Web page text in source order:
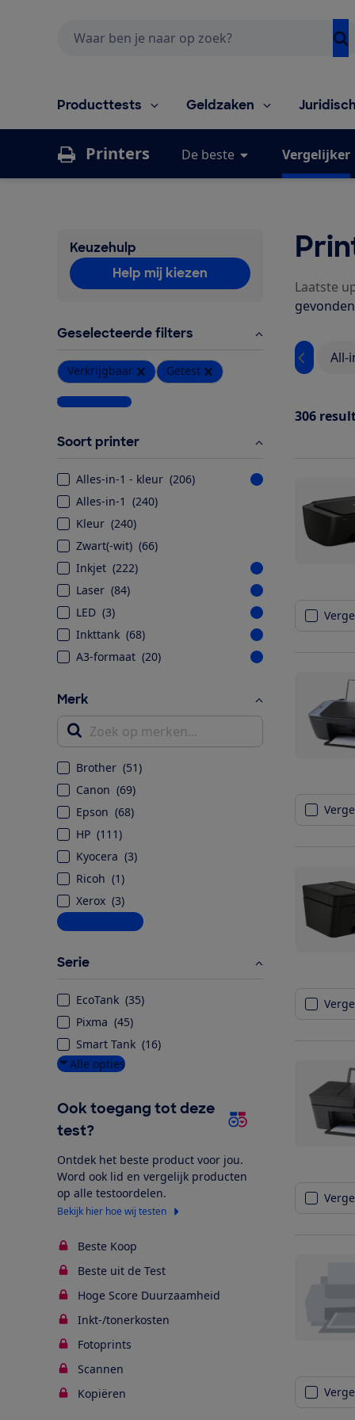
Producttests Geldzaken
Printers De beste Vergelijker
Keuzehulp
Help mij kiezen
Geselecteerde filters
Verkrijgbaar Getest
Wis alle filters
Soort printer
Alles-in-1 - kleur (206)
Alles-in-1 (240)
Kleur (240)
Zwart(-wit) (66)
Inkjet (222)
Laser (84)
LED (3)
Inkttank (68)
A3-formaat (20)
Merk
Zoek op merken...
Brother (51)
Canon (69)
Epson (68)
HP (111)
Kyocera (3)
Ricoh (1)
Xerox (3)
Meer informatie
Serie
EcoTank (35)
Pixma (45)
Smart Tank (16)
Alle opties
Ook toegang tot deze
test?
Ontdek het beste product voor jou.
Word ook lid en vergelijk producten
op alle testoordelen.
Bekijk hier hoe wij testen
Beste Koop
Beste uit de Test
Hoge Score Duurzaamheid
Inkt-/tonerkosten
Fotoprints
Scannen
Kopiëren
Laatste
All-
306